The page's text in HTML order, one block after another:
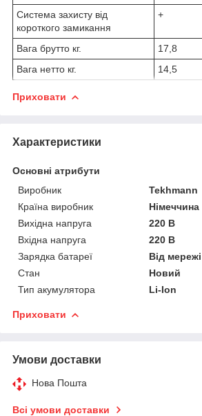
Система захисту від
короткого замикання
+
Вага брутто кг.
17,8
Вага нетто кг.
14,5
Приховати
Характеристики
Основні атрибути
Виробник
Tekhmann
Країна виробник
Німеччина
Вихідна напруга
220 В
Вхідна напруга
220 В
Зарядка батареї
Від мережі
Стан
Новий
Тип акумулятора
Li-Ion
Приховати
Умови доставки
Нова Пошта
Всі умови доставки